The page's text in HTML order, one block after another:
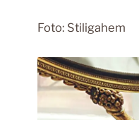
Foto: Stiligahem